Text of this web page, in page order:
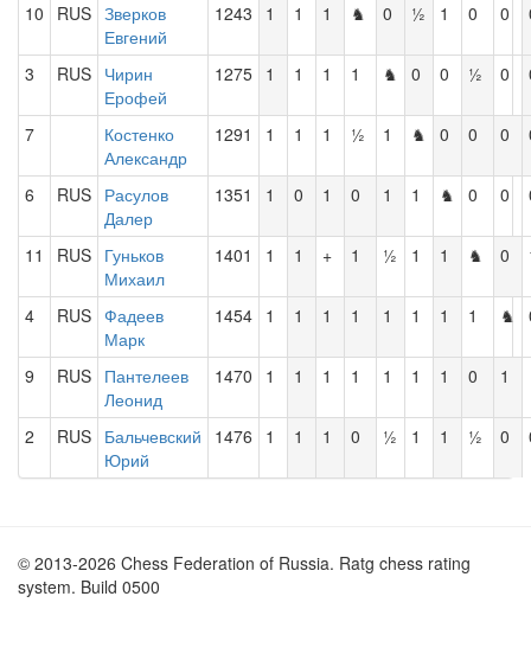
10 RUS Зверков
Евгений
1243 1 1 1 ♞ 0 ½ 1 0 0
3 RUS Чирин
Ерофей
1275 1 1 1 1 ♞ 0 0 ½ 0
7
Костенко
Александр
1291 1 1 1 ½ 1 ♞ 0 0 0
6 RUS Расулов
Далер
1351 1 0 1 0 1 1 ♞ 0 0
11 RUS Гуньков
Михаил
1401 1 1 + 1 ½ 1 1 ♞ 0
4 RUS Фадеев
Марк
1454 1 1 1 1 1 1 1 1 ♞
9 RUS Пантелеев
Леонид
1470 1 1 1 1 1 1 1 0 1
2 RUS Бальчевский
Юрий
1476 1 1 1 0 ½ 1 1 ½ 0
© 2013-2026 Chess Federation of Russia. Ratg chess rating
system. Build 0500